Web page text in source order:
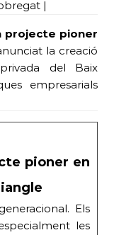
|
projecte pioner
la creació
del Baix
empresarials
pioner en
Els
les